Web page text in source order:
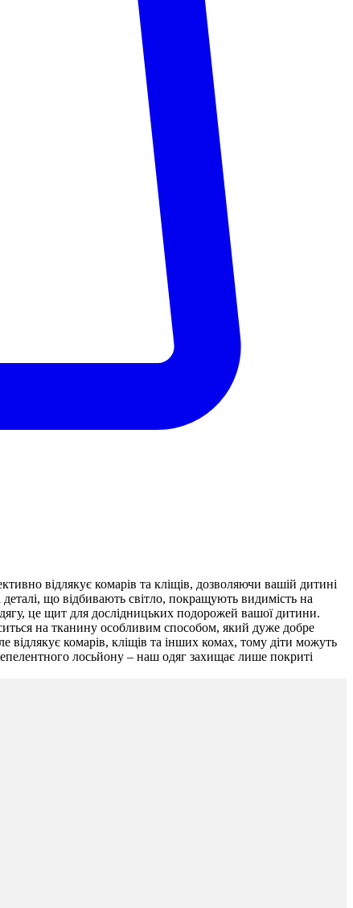
відлякує комарів та кліщів, дозволяючи вашій дитині
що відбивають світло, покращують видимість на
це щит для дослідницьких подорожей вашої дитини.
на тканину особливим способом, який дуже добре
комарів, кліщів та інших комах, тому діти можуть
лосьйону – наш одяг захищає лише покриті